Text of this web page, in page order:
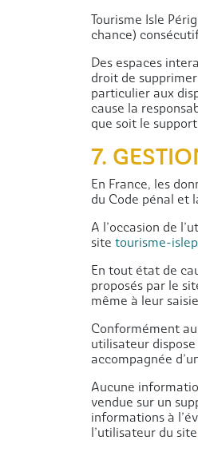
Tourisme Isle
chance)
Des espaces
droit de
particulier aux
cause la
que soit le
7.
En France, les
du Code pénal et
A l’occasion de
site tourisme-
En tout état de
proposés par le
même à leur
Conformément
utilisateur
accompagnée
Aucune
vendue sur un
informations à
l’utilisateur du site